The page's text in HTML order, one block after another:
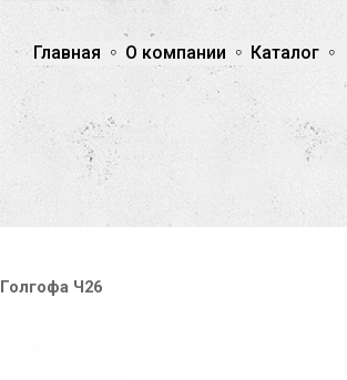
Главная О компании Каталог
Голгофа Ч26